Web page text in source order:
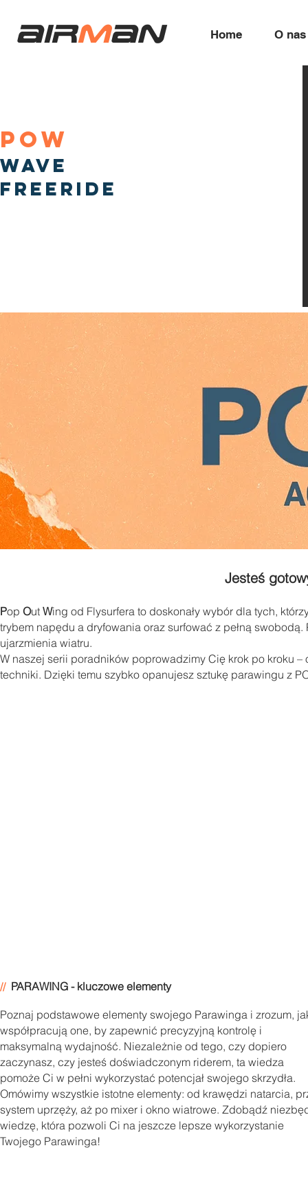
airman Home O nas
pow
wave
freeride
Jesteś
Pop Out Wing od Flysurfera to doskonały wybór dla tych,
trybem napędu a dryfowania oraz surfować z pełną
ujarzmienia wiatru.
W naszej serii poradników poprowadzimy Cię krok po kroku
techniki. Dzięki temu szybko opanujesz sztukę parawingu z
// PARAWING - kluczowe elementy
Poznaj podstawowe elementy swojego Parawinga i zrozum,
współpracują one, by zapewnić precyzyjną kontrolę i
maksymalną wydajność. Niezależnie od tego, czy dopiero
zaczynasz, czy jesteś doświadczonym riderem, ta wiedza
pomoże Ci w pełni wykorzystać potencjał swojego skrzydła.
Omówimy wszystkie istotne elementy: od krawędzi natarcia,
system uprzęży, aż po mixer i okno wiatrowe. Zdobądź
wiedzę, która pozwoli Ci na jeszcze lepsze wykorzystanie
Twojego Parawinga!